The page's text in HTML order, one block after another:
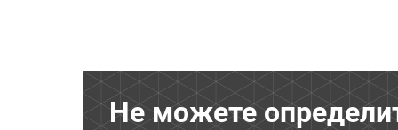
Не можете